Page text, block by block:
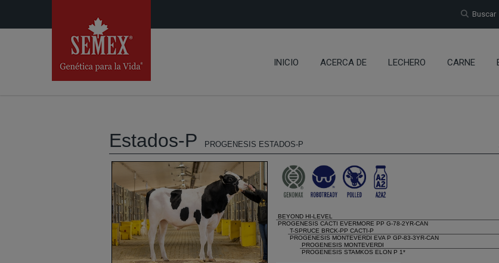
Buscar
INICIO ACERCA DE LECHERO CARNE